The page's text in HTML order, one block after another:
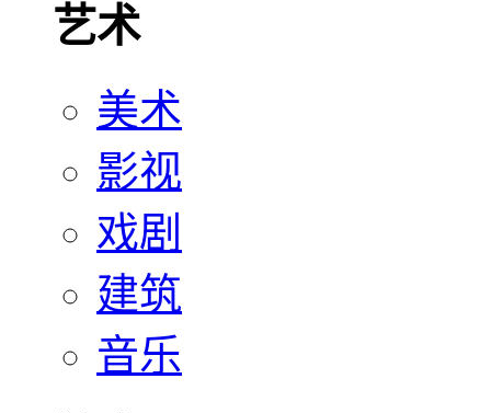
艺术
美术
影视
戏剧
建筑
音乐